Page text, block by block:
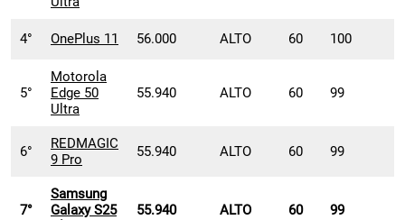
4° OnePlus 11 56.000 ALTO 60 100
5°
Motorola
Edge 50
Ultra
55.940 ALTO 60 99
6°
REDMAGIC
9 Pro
55.940 ALTO 60 99
7°
Samsung
Galaxy S25
55.940 ALTO 60 99